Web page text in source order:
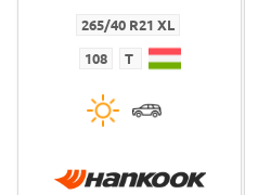
265/40 R21 XL
108 T